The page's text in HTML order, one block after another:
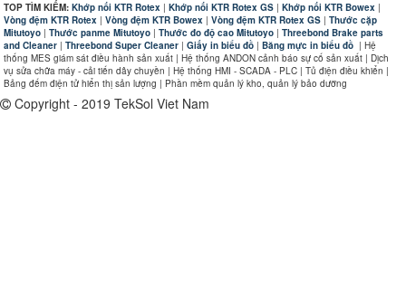
TOP TÌM KIẾM:Khớp nối KTR Rotex |Khớp nối KTR Rotex GS |Khớp nối KTR Bowex |
Vòng đệm KTR Rotex | Vòng đệm KTR Bowex |Vòng đệm KTR Rotex GS |Thước cặp
Mitutoyo |Thước panme Mitutoyo |Thước đo độ cao Mitutoyo |Threebond Brake parts
and Cleaner |Threebond Super Cleaner |Giấy in biểu đồ |Băng mực in biểu đồ | Hệ
thống MES giám sát điều hành sản xuất | Hệ thống ANDON cảnh báo sự cố sản xuất | Dịch
vụ sửa chữa máy - cải tiến dây chuyền | Hệ thống HMI - SCADA - PLC | Tủ điện điều khiển |
Bảng đếm điện tử hiển thị sản lượng | Phần mềm quản lý kho, quản lý bảo dưỡng
Copyright - 2019 TekSol Viet Nam